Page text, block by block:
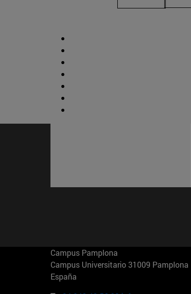
Campus Pamplona
Campus Universitario 31009 Pamplona
España